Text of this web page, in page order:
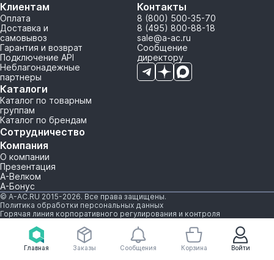
Главная Войти
Заказы Сообщения Корзина
Клиентам
Оплата
Доставка и
самовывоз
Гарантия и возврат
Подключение API
Неблагонадежные
партнеры
Каталоги
Каталог по товарным
группам
Каталог по брендам
Сотрудничество
Компания
О компании
Презентация
А-Велком
А-Бонус
Контакты
8 (800) 500-35-70
8 (495) 800-88-18
sale@a-ac.ru
Сообщение
директору
© A-AC.RU 2015-2026. Все права защищены.
Политика обработки персональных данных
Горячая линия корпоративного регулирования и контроля